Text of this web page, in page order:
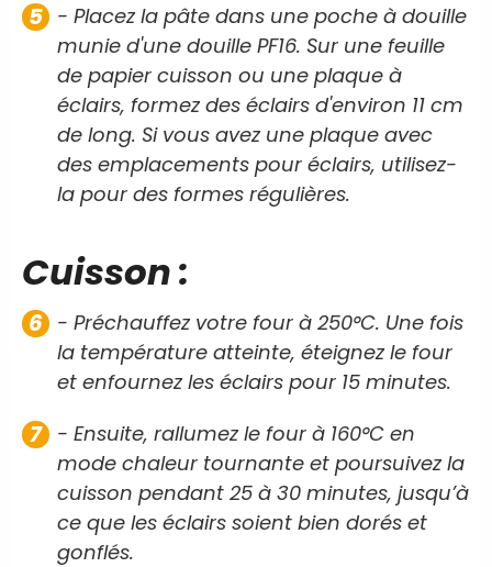
- Placez la pâte dans une poche à douille
munie d'une douille PF16. Sur une feuille
de papier cuisson ou une plaque à
éclairs, formez des éclairs d'environ 11 cm
de long. Si vous avez une plaque avec
des emplacements pour éclairs, utilisez-
la pour des formes régulières.
Cuisson :
- Préchauffez votre four à 250°C. Une fois
la température atteinte, éteignez le four
et enfournez les éclairs pour 15 minutes.
- Ensuite, rallumez le four à 160°C en
mode chaleur tournante et poursuivez la
cuisson pendant 25 à 30 minutes, jusqu’à
ce que les éclairs soient bien dorés et
gonflés.